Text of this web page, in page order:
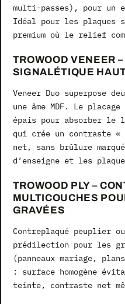
multi-passes), pour un
Idéal pour les plaques
premium où le relief
TROWOOD VENEER
SIGNALÉTIQUE
Veneer Duo superpose
une âme MDF. Le
épais pour absorber le
qui crée un contraste «
net, sans brûlure
d’enseigne et les
TROWOOD PLY –
MULTICOUCHES
GRAVÉES
Contreplaqué peuplier
prédilection pour les
(panneaux mariage,
: surface homogène
teinte, contraste net